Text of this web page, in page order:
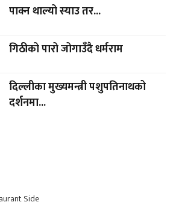
पाक्न थाल्यो स्याउ तर...
गिठीको पारो जोगाउँदै धर्मराम
दिल्लीका मुख्यमन्त्री पशुपतिनाथको
दर्शनमा...